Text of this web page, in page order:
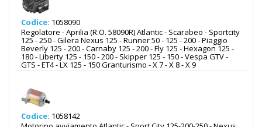
Codice: 1058090
Regolatore - Aprilia (R.O. 58090R) Atlantic - Scarabeo - Sportcity
125 - 250 - Gilera Nexus 125 - Runner 50 - 125 - 200 - Piaggio
Beverly 125 - 200 - Carnaby 125 - 200 - Fly 125 - Hexagon 125 -
180 - Liberty 125 - 150 - 200 - Skipper 125 - 150 - Vespa GTV -
GTS - ET4 - LX 125 - 150 Granturismo - X 7 - X 8 - X 9
Codice: 1058142